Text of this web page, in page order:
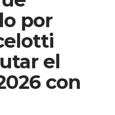
por
el
con